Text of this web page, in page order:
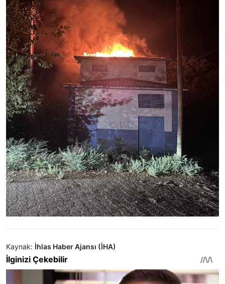
Kaynak: İhlas Haber Ajansı (İHA)